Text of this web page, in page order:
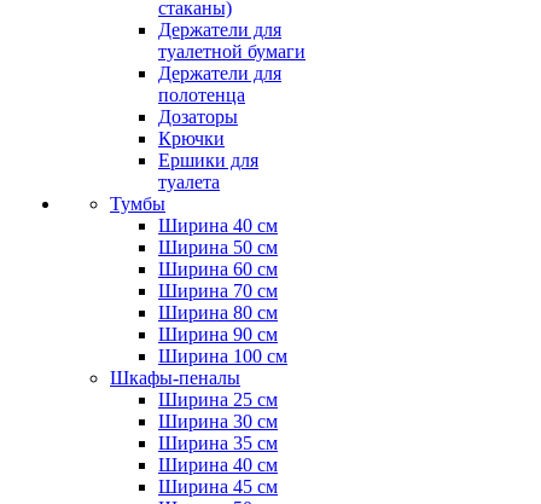
стаканы)
Держатели для
туалетной бумаги
Держатели для
полотенца
Дозаторы
Крючки
Ершики для
туалета
Тумбы
Ширина 40 см
Ширина 50 см
Ширина 60 см
Ширина 70 см
Ширина 80 см
Ширина 90 см
Ширина 100 см
Шкафы-пеналы
Ширина 25 см
Ширина 30 см
Ширина 35 см
Ширина 40 см
Ширина 45 см